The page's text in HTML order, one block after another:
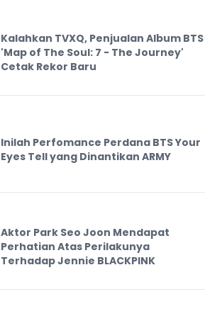
Kalahkan TVXQ, Penjualan Album BTS
'Map of The Soul: 7 - The Journey'
Cetak Rekor Baru
Inilah Perfomance Perdana BTS Your
Eyes Tell yang Dinantikan ARMY
Aktor Park Seo Joon Mendapat
Perhatian Atas Perilakunya
Terhadap Jennie BLACKPINK